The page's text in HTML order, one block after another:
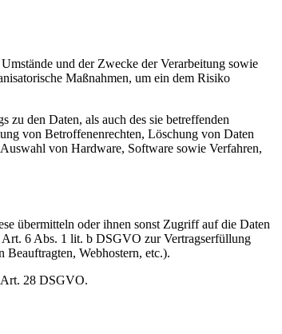
und der Zwecke der Verarbeitung sowie
Maßnahmen, um ein dem Risiko
den Daten, als auch des sie betreffenden
von Betroffenenrechten, Löschung von Daten
von Hardware, Software sowie Verfahren,
übermitteln oder ihnen sonst Zugriff auf die Daten
Art. 6 Abs. 1 lit. b DSGVO zur Vertragserfüllung
Webhostern, etc.).
Art. 28 DSGVO.